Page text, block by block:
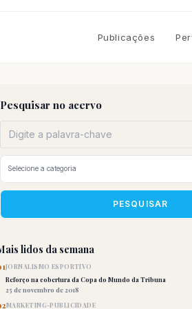
Publicações
Pesquisar no acervo
PESQUISAR
lidos da semana
JORNALISMO ESPORTIVO
Reforço na cobertura da Copa do Mundo da Tribuna
25 de novembro de 2018
MARKETING-PUBLICIDADE